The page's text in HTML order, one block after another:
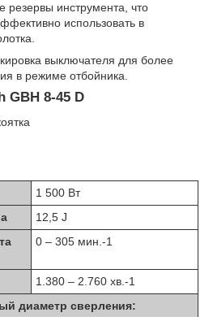
резервы инструмента, что
использовать в
выключателя для более
в режиме отбойника.
GBH 8-45 D
1 500 Вт
12,5 J
0 – 305 мин. -1
1.380 – 2.760 хв. -1
диаметр сверления: